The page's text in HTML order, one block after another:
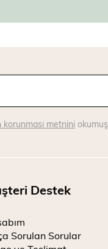
korunması metnini
Destek
Sorulan Sorular